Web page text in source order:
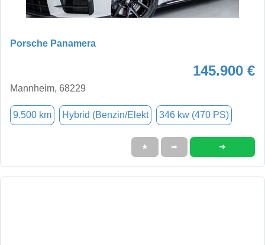
Porsche Panamera
145.900 €
Mannheim, 68229
9.500 km Hybrid (Benzin/Elekt 346 kw (470 PS)
★ ➦ ➜